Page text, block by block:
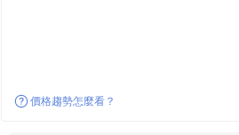
價格趨勢怎麼看？